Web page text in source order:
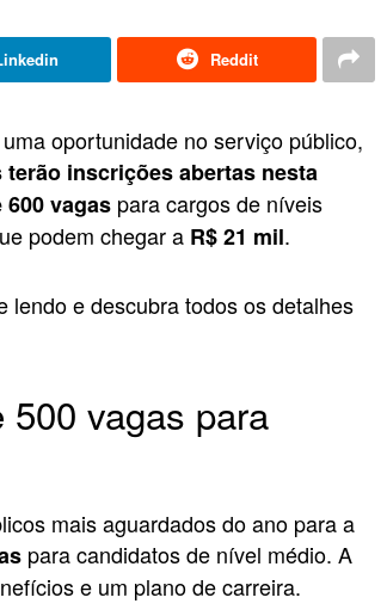
Reddit
oportunidade no serviço público,
inscrições abertas nesta
600 vagas para cargos de níveis
podem chegar a R$ 21 mil.
lendo e descubra todos os detalhes
vagas para
mais aguardados do ano para a
para candidatos de nível médio. A
e um plano de carreira.